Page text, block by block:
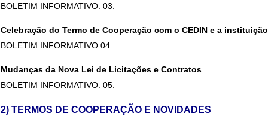
BOLETIM INFORMATIVO. 03.
Celebração do Termo de Cooperação com o CEDIN e a
BOLETIM INFORMATIVO. 04.
Mudanças da Nova Lei de Licitações e Contratos
BOLETIM INFORMATIVO. 05.
2) TERMOS DE COOPERAÇÃO E NOVIDADES